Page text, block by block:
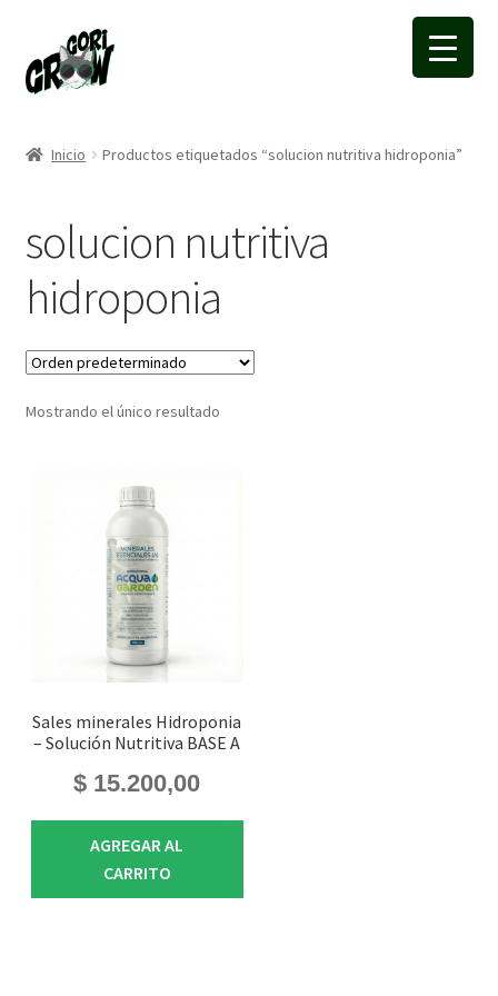
a
la
a
la
Inicio Productos etiquetados “solucion nutritiva hidroponia”
solucion nutritiva
hidroponia
Mostrando el único resultado
Sales minerales Hidroponia
– Solución Nutritiva BASE A
$ 15.200,00
AGREGAR AL
CARRITO